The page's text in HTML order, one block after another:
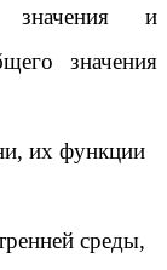
значения и
значения
их функции
среды,